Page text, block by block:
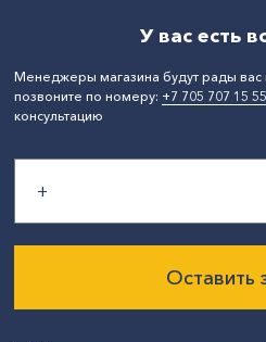
У вас есть
Менеджеры магазина будут рады вас
позвоните по номеру: +7 705 707 15 55
консультацию
Оставить